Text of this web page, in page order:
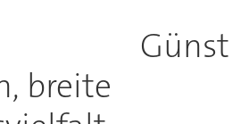
Günst
breite